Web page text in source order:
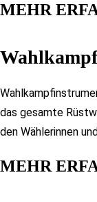
MEHR
das gesamte
den Wählerinnen
MEHR